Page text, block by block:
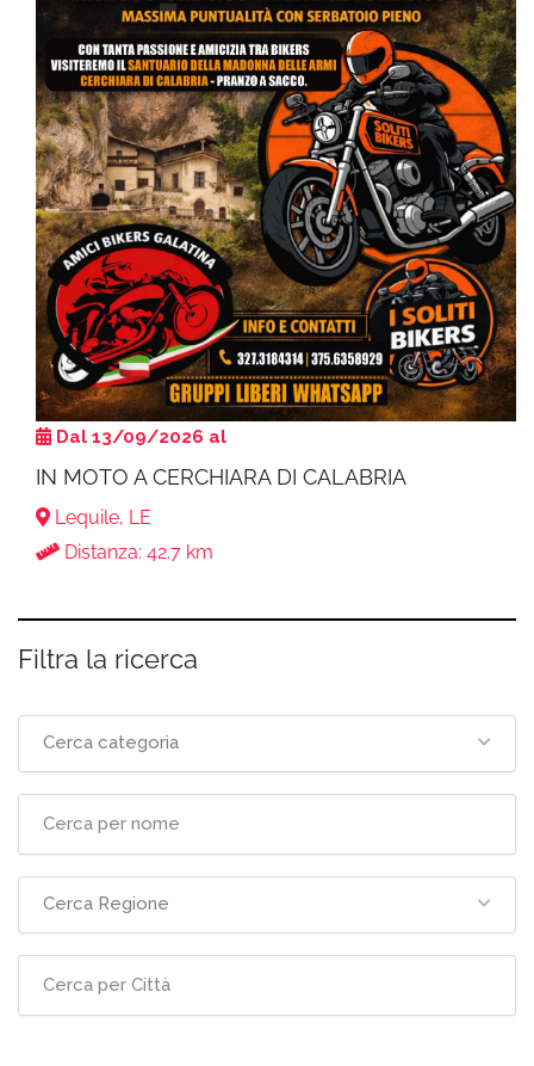
Dal 13/09/2026 al
IN MOTO A CERCHIARA DI CALABRIA
Lequile, LE
Distanza: 42.7 km
Filtra la ricerca
Cerca categoria
Cerca Regione